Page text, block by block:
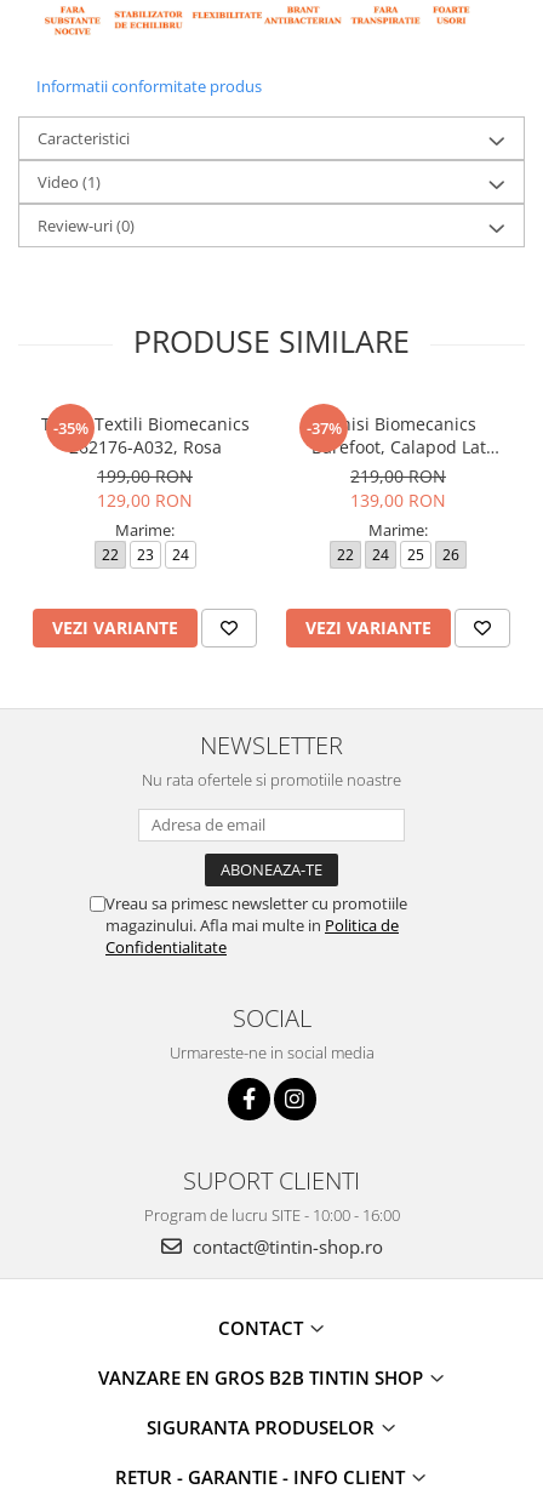
Informatii conformitate produs
Caracteristici
Video (1)
Review-uri(0)
PRODUSE SIMILARE
-35%
Tenisi Textili Biomecanics
262176-A032, Rosa
199,00 RON
129,00 RON
Marime:
22 23 24
VEZI VARIANTE
-37%
Tenisi Biomecanics
Barefoot, Calapod Lat
262190-E032 Rosa
219,00 RON
139,00 RON
Marime:
22 24 25 26
VEZI VARIANTE
NEWSLETTER
Nu rata ofertele si promotiile noastre
Vreau sa primesc newsletter cu promotiile
magazinului. Afla mai multe in Politica de
Confidentialitate
SOCIAL
Urmareste-ne in social media
SUPORT CLIENTI
Program de lucru SITE - 10:00 - 16:00
contact@tintin-shop.ro
CONTACT
VANZARE EN GROS B2B TINTIN SHOP
SIGURANTA PRODUSELOR
RETUR - GARANTIE - INFO CLIENT